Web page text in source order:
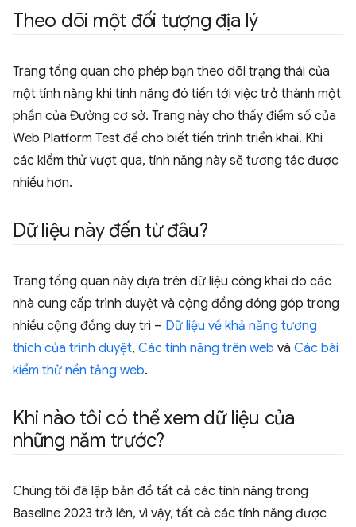
Theo dõi một đối tượng địa lý
Trang tổng quan cho phép bạn theo dõi trạng thái của
một tính năng khi tính năng đó tiến tới việc trở thành một
phần của Đường cơ sở. Trang này cho thấy điểm số của
Web Platform Test để cho biết tiến trình triển khai. Khi
các kiểm thử vượt qua, tính năng này sẽ tương tác được
nhiều hơn.
Dữ liệu này đến từ đâu?
Trang tổng quan này dựa trên dữ liệu công khai do các
nhà cung cấp trình duyệt và cộng đồng đóng góp trong
nhiều cộng đồng duy trì – Dữ liệu về khả năng tương
thích của trình duyệt, Các tính năng trên web và Các bài
kiểm thử nền tảng web.
Khi nào tôi có thể xem dữ liệu của
những năm trước?
Chúng tôi đã lập bản đồ tất cả các tính năng trong
Baseline 2023 trở lên, vì vậy, tất cả các tính năng được